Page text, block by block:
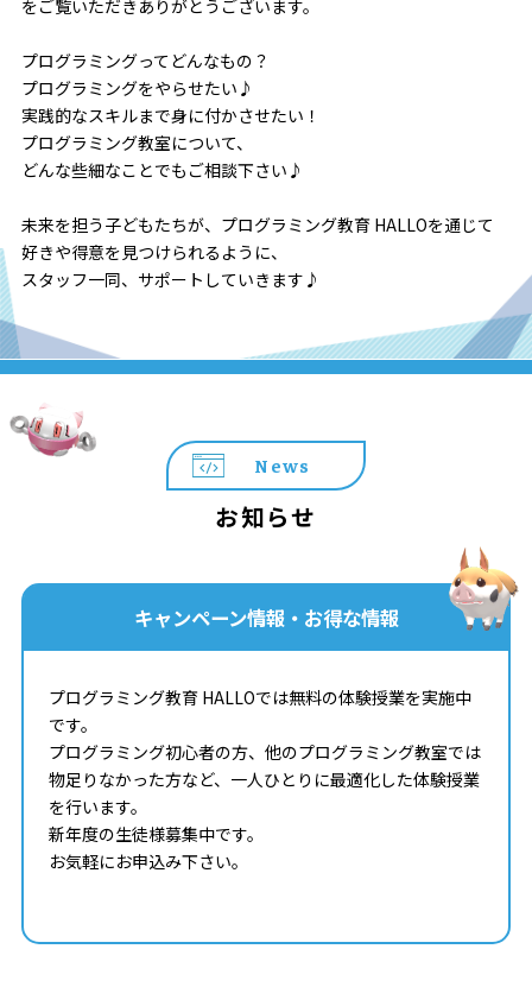
をご覧いただきありがとうございます。
プログラミングってどんなもの？
プログラミングをやらせたい♪
実践的なスキルまで身に付かさせたい！
プログラミング教室について、
どんな些細なことでもご相談下さい♪
未来を担う子どもたちが、プログラミング教育 HALLOを通じて
好きや得意を見つけられるように、
スタッフ一同、サポートしていきます♪
News
お知らせ
キャンペーン情報・お得な情報
プログラミング教育 HALLOでは無料の体験授業を実施中
です。
プログラミング初心者の方、他のプログラミング教室では
物足りなかった方など、一人ひとりに最適化した体験授業
を行います。
新年度の生徒様募集中です。
お気軽にお申込み下さい。